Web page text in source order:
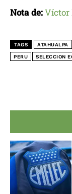
Nota de:Víctor
TAGS ATAHUALPA
PERU SELECCION